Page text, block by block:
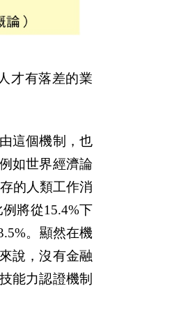
才有落差的業
這個機制，也
如世界經濟論
的人類工作消
將從15.4%下
。顯然在機
說，沒有金融
能力認證機制